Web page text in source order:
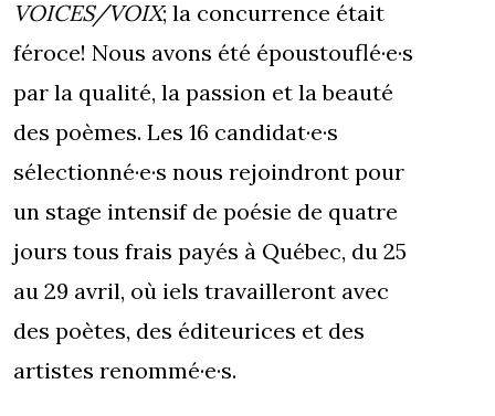
VOICES/VOIX; la concurrence était
féroce! Nous avons été époustouflé·e·s
par la qualité, la passion et la beauté
des poèmes. Les 16 candidat·e·s
sélectionné·e·s nous rejoindront pour
un stage intensif de poésie de quatre
jours tous frais payés à Québec, du 25
au 29 avril, où iels travailleront avec
des poètes, des éditeurices et des
artistes renommé·e·s.